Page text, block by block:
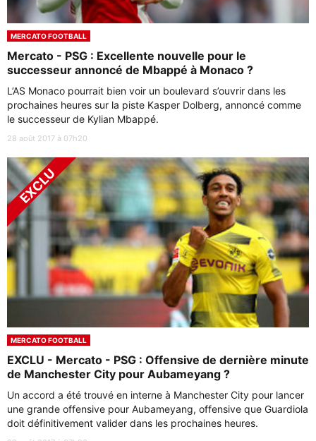
MERCATO FOOTBALL
Mercato - PSG : Excellente nouvelle pour le
successeur annoncé de Mbappé à Monaco ?
L’AS Monaco pourrait bien voir un boulevard s’ouvrir dans les
prochaines heures sur la piste Kasper Dolberg, annoncé comme
le successeur de Kylian Mbappé.
28 août 2017 à 07h20
MERCATO FOOTBALL
EXCLU - Mercato - PSG : Offensive de dernière minute
de Manchester City pour Aubameyang ?
Un accord a été trouvé en interne à Manchester City pour lancer
une grande offensive pour Aubameyang, offensive que Guardiola
doit définitivement valider dans les prochaines heures.